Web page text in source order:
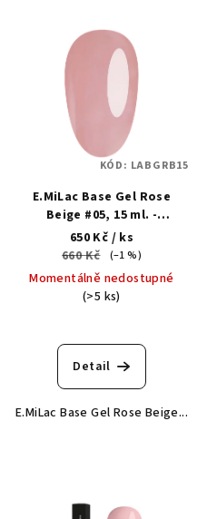
E.MiLac Base Gel Rose
Beige #05, 15 ml. -
Modelační kamuflážní báze
650 Kč / ks
660 Kč
(–1 %)
Momentálně nedostupné
(>5 ks)
Detail
E.MiLac Base Gel Rose Beige...
KÓD: LABGRB15